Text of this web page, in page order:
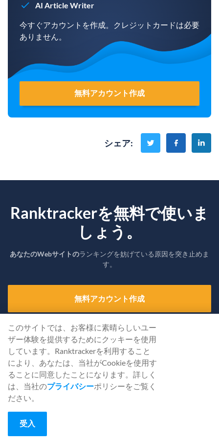
AI Article Writer
今すぐアカウントを作成。クレジットカードは必要
ありません。
無料アカウント作成
シェア:
Ranktrackerを無料で使いま
しょう。
あなたのWebサイトのランキングを妨げている原因を突き止めま
す。
無料アカウント作成
または認証情報を使って
このサイトでは、お客様に素晴らしいユー
ザー体験を提供するためにクッキーを使用
しています。Ranktrackerを利用すること
により、あなたは、当社がCookieを使用す
ることに同意したことになります。詳しく
は、当社のプライバシーポリシーをご覧く
ださい。
受入